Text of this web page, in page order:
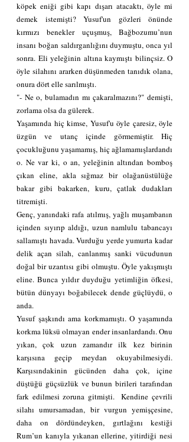
köpek eniği gibi kapı dışarı atacaktı, öyle mi
demek istemişti? Yusuf'un gözleri önünde
kırmızı benekler uçuşmuş, Bağbozumu’nun
insanı boğan saldırganlığını duymuştu, onca yıl
sonra. Eli yeleğinin altına kaymıştı bilinçsiz. O
öyle silahını ararken düşünmeden tanıdık olana,
onura dört elle sarılmıştı.
"- Ne o, bulamadın mı çakaralmazını?" demişti,
zorlama olsa da gülerek.
Yaşamında hiç kimse, Yusuf'u öyle çaresiz, öyle
üzgün ve utanç içinde görmemiştir. Hiç
çocukluğunu yaşamamış, hiç ağlamamışlardandı
o. Ne var ki, o an, yeleğinin altından bomboş
çıkan eline, akla sığmaz bir olağanüstülüğe
bakar gibi bakarken, kuru, çatlak dudakları
titremişti.
Genç, yanındaki rafa atılmış, yağlı muşambanın
içinden sıyırıp aldığı, uzun namlulu tabancayı
sallamıştı havada. Vurduğu yerde yumurta kadar
delik açan silah, canlanmış sanki vücudunun
doğal bir uzantısı gibi olmuştu. Öyle yakışmıştı
eline. Bunca yıldır duyduğu yetimliğin öfkesi,
bütün dünyayı boğabilecek dende güçlüydü, o
anda.
Yusuf şaşkındı ama korkmamıştı. O yaşamında
korkma lüksü olmayan ender insanlardandı. Onu
yıkan, çok uzun zamandır ilk kez birinin
karşısına geçip meydan okuyabilmesiydi.
Karşısındakinin gücünden daha çok, içine
düştüğü güçsüzlük ve bunun birileri tarafından
fark edilmesi zoruna gitmişti.  Kendine çevrili
silahı umursamadan, bir vurgun yemişçesine,
daha on dördündeyken, gırtlağını kestiği
Rum’un kanıyla yıkanan ellerine, yitirdiği nesi